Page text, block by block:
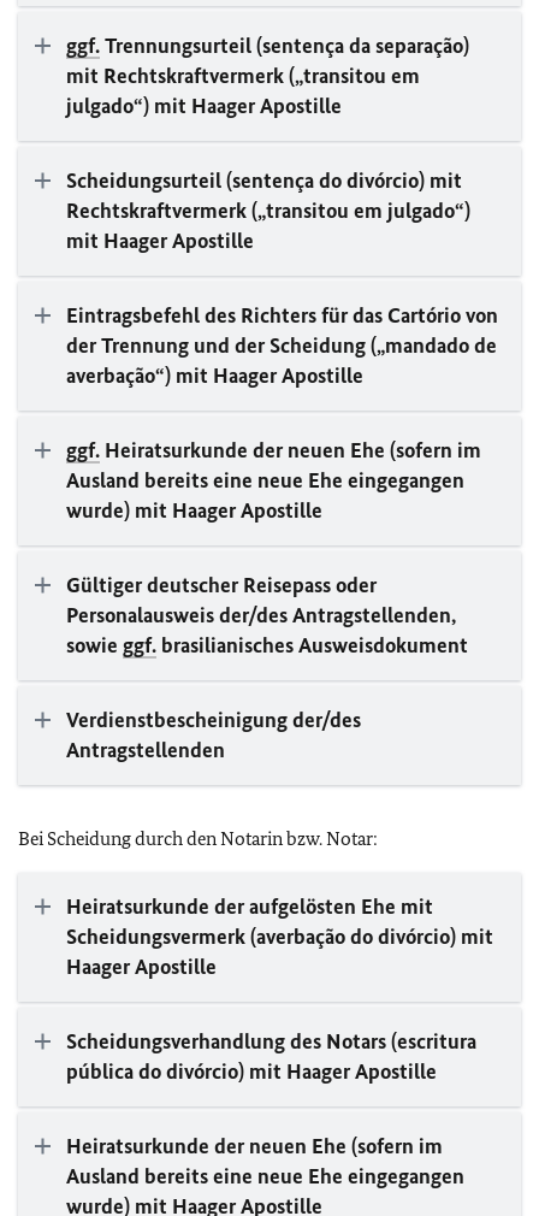
ggf.Trennungsurteil (sentença da separação)
mit Rechtskraftvermerk („transitou em
julgado“) mit Haager Apostille
Scheidungsurteil (sentença do divórcio) mit
Rechtskraftvermerk („transitou em julgado“)
mit Haager Apostille
Eintragsbefehl des Richters für das Cartório von
der Trennung und der Scheidung („mandado de
averbação“) mit Haager Apostille
ggf. Heiratsurkunde der neuen Ehe (sofern im
Ausland bereits eine neue Ehe eingegangen
wurde) mit Haager Apostille
Gültiger deutscher Reisepass oder
Personalausweis der/des Antragstellenden,
sowie ggf. brasilianisches Ausweisdokument
Verdienstbescheinigung der/des
Antragstellenden
Bei Scheidung durch den Notarin bzw. Notar:
Heiratsurkunde der aufgelösten Ehe mit
Scheidungsvermerk (averbação do divórcio) mit
Haager Apostille
Scheidungsverhandlung des Notars (escritura
pública do divórcio) mit Haager Apostille
Heiratsurkunde der neuen Ehe (sofern im
Ausland bereits eine neue Ehe eingegangen
wurde) mit Haager Apostille